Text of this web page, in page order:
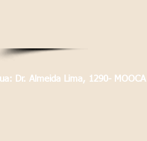
Dr. Almeida Lima, 1290- MOOCA